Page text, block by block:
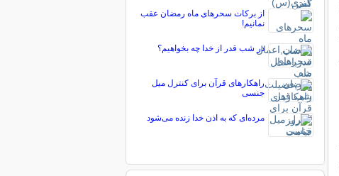
از برکات سحرهای ماه رمضان عقب
نمانیم!
در شب قدر از خدا چه بخواهیم؟
راهکارهای قرآن برای کنترل میل
جنسی
مرده‌ای که به اذن خدا زنده می‌شود